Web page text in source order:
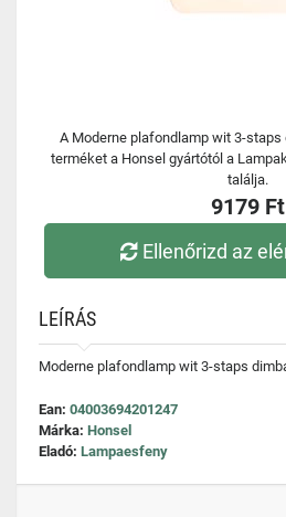
A Moderne plafondlamp wit 3-staps
terméket a Honsel gyártótól a
találja.
9179 Ft
Ellenőrizd az
LEÍRÁS
Moderne plafondlamp wit 3-staps
Ean: 04003694201247
Márka: Honsel
Eladó: Lampaesfeny